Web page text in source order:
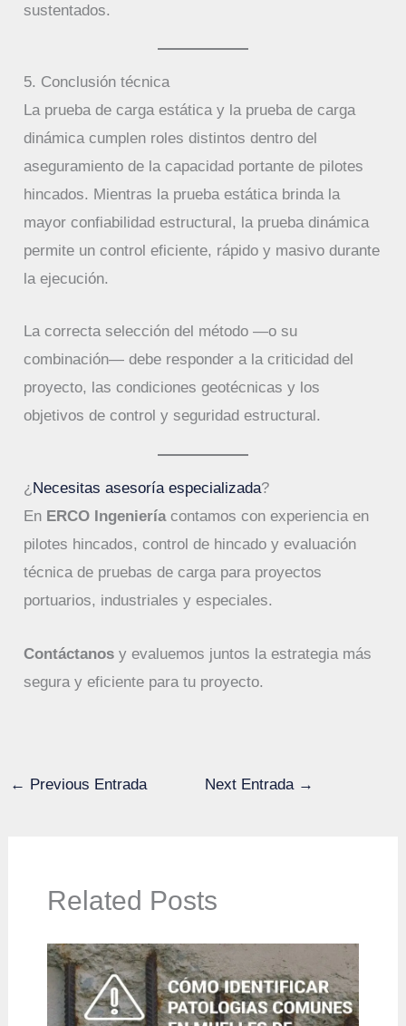
sustentados.
5. Conclusión técnica
La prueba de carga estática y la prueba de carga
dinámica cumplen roles distintos dentro del
aseguramiento de la capacidad portante de pilotes
hincados. Mientras la prueba estática brinda la
mayor confiabilidad estructural, la prueba dinámica
permite un control eficiente, rápido y masivo durante
la ejecución.
La correcta selección del método —o su
combinación— debe responder a la criticidad del
proyecto, las condiciones geotécnicas y los
objetivos de control y seguridad estructural.
¿Necesitas asesoría especializada?
En ERCO Ingenieríacontamos con experiencia en
pilotes hincados, control de hincado y evaluación
técnica de pruebas de carga para proyectos
portuarios, industriales y especiales.
Contáctanos y evaluemos juntos la estrategia más
segura y eficiente para tu proyecto.
← Previous Entrada Next Entrada →
Related Posts